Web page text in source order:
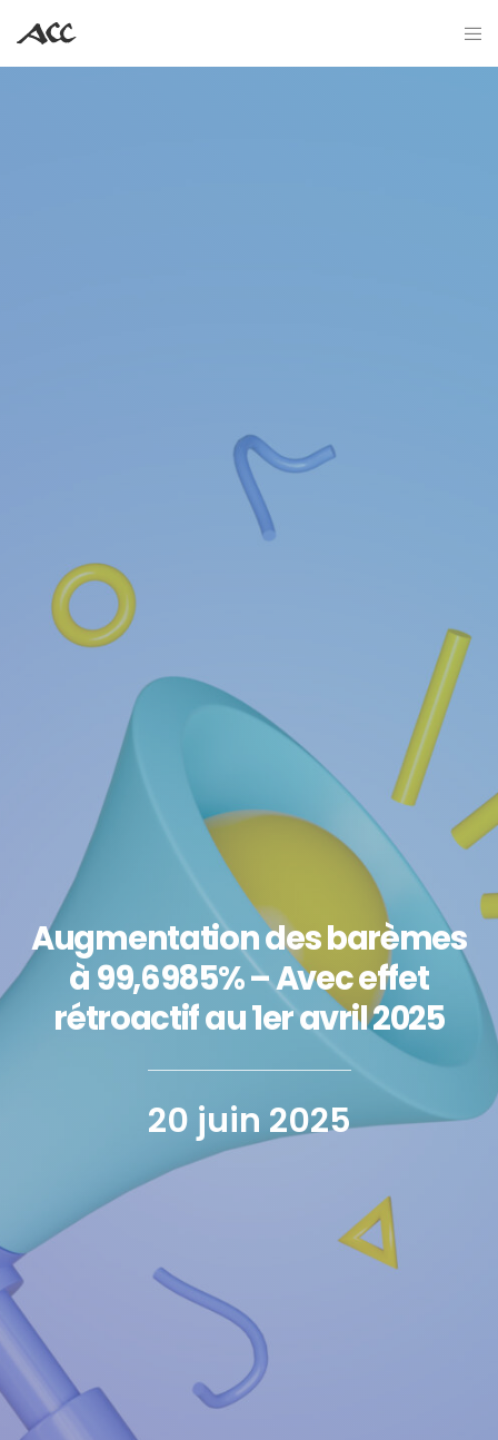
Augmentation des barèmes
à 99,6985% – Avec effet
rétroactif au 1er avril 2025
20 juin 2025